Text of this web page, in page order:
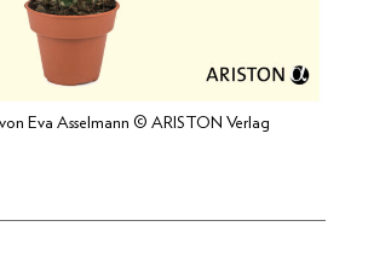
Eva Asselmann © ARISTON Verlag